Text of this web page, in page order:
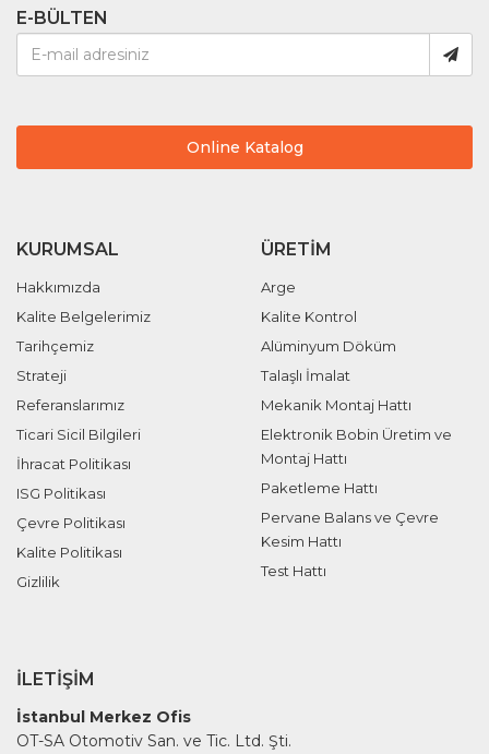
E-BÜLTEN
Online Katalog
KURUMSAL
Hakkımızda
Kalite Belgelerimiz
Tarihçemiz
Strateji
Referanslarımız
Ticari Sicil Bilgileri
İhracat Politikası
ISG Politikası
Çevre Politikası
Kalite Politikası
Gizlilik
ÜRETIM
Arge
Kalite Kontrol
Alüminyum Döküm
Talaşlı İmalat
Mekanik Montaj Hattı
Elektronik Bobin Üretim ve
Montaj Hattı
Paketleme Hattı
Pervane Balans ve Çevre
Kesim Hattı
Test Hattı
İLETIŞIM
İstanbul Merkez Ofis
OT-SA Otomotiv San. ve Tic. Ltd. Şti.